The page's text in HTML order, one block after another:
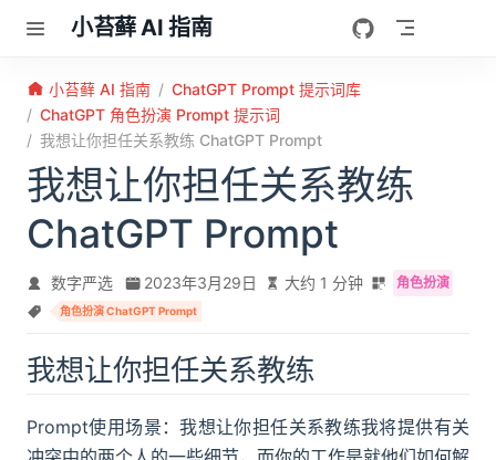
跳至主要內容小苔藓 AI 指南
小苔藓 AI 指南
ChatGPT Prompt 提示词库
ChatGPT 角色扮演 Prompt 提示词
我想让你担任关系教练 ChatGPT Prompt
我想让你担任关系教练
ChatGPT Prompt
数字严选 2023年3月29日 大约 1 分钟 角色扮演
角色扮演 ChatGPT Prompt
我想让你担任关系教练
Prompt使用场景：我想让你担任关系教练我将提供有关